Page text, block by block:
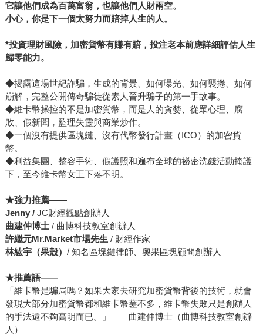
它讓他們成為百萬富翁，也讓他們人財兩空。
小心，你是下一個太努力而賠掉人生的人。
*投資理財風險，加密貨幣有賺有賠，投注老本前應詳細評估人生
歸零能力。
◆揭露這場世紀詐騙，生成的背景、如何曝光、如何襲捲、如何
崩解，完整公開傳奇騙徒從素人晉升騙子的第一手故事。
◆維卡幣操控的不是加密貨幣，而是人的貪婪、從眾心理、腐
敗、假新聞，監理失靈與商業炒作。
◆一個沒有提供區塊鏈、沒有代幣發行計畫（ICO）的加密貨
幣。
◆利益集團、整容手術、假護照和遍布全球的祕密洗錢活動掩護
下，至今維卡幣女王下落不明。
★強力推薦——
Jenny / JC財經觀點創辦人
曲建仲博士 / 曲博科技教室創辦人
許繼元Mr.Market市場先生 / 財經作家
林紘宇（果殼） / 知名區塊鏈律師、奧果區塊顧問創辦人
★推薦語——
「維卡幣是騙局嗎？如果大家去研究加密貨幣背後的技術，就會
發現大部分加密貨幣都和維卡幣蒫不多，維卡幣失敗只是創辦人
的手法還不夠高明而已。」——曲建仲博士（曲博科技教室創辦
人）